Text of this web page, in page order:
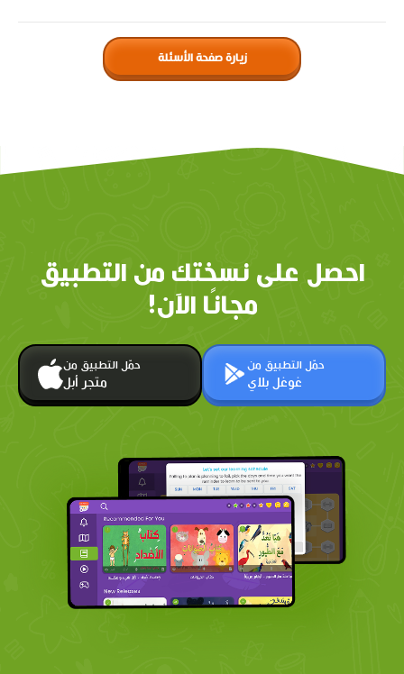
زيارة صفحة الأسئلة
احصل على نسختك من التطبيق
مجانًا الآن!
حمّل التطبيق من
متجر أبل
حمّل التطبيق من
غوغل بلاي